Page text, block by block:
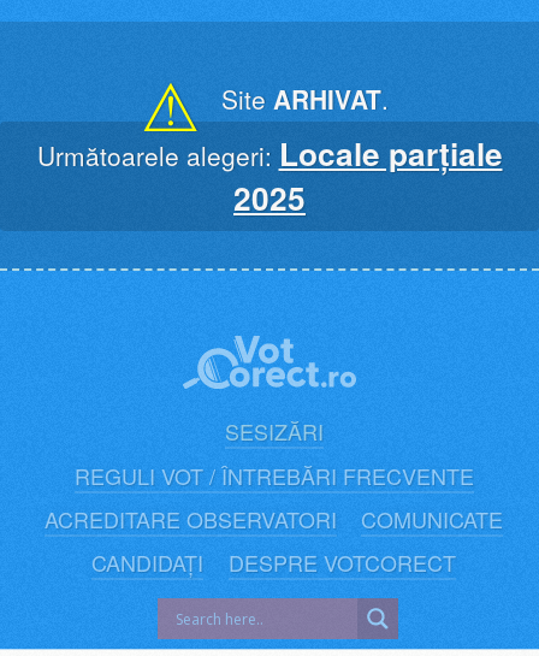
⚠ Site ARHIVAT.
Următoarele alegeri: Locale parțiale
2025
SESIZĂRI
REGULI VOT / ÎNTREBĂRI FRECVENTE
ACREDITARE OBSERVATORI
COMUNICATE
CANDIDAȚI
DESPRE VOTCORECT